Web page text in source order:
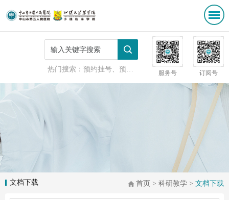
热门搜索：预约挂号、预防接种 服务号 订阅号
首页 > 科研教学 > 文档下载
文档下载